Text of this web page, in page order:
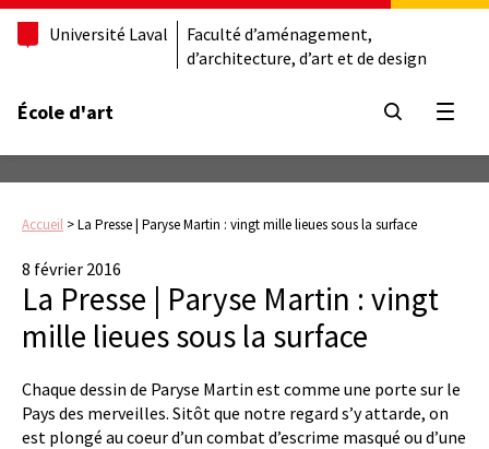
Université Laval
Faculté d’aménagement,
d’architecture, d’art et de design
École d'art
Accueil >La Presse | Paryse Martin : vingt mille lieues sous la surface
8 février 2016
La Presse | Paryse Martin : vingt
mille lieues sous la surface
Chaque dessin de Paryse Martin est comme une porte sur le
Pays des merveilles. Sitôt que notre regard s’y attarde, on
est plongé au coeur d’un combat d’escrime masqué ou d’une